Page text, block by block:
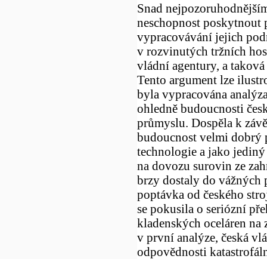
Snad
neschopnost
vypracovávání jejich
v rozvinutých tržních
vládní agentury, a
Tento argument lze
byla vypracována
ohledně budoucnosti
průmyslu. Dospěla k
budoucnost velmi dobrý
technologie a jako
na dovozu surovin ze
brzy dostaly do vážných
poptávka od českého
se pokusila o seriózní
kladenských oceláren na
v první analýze, česká
odpovědnosti